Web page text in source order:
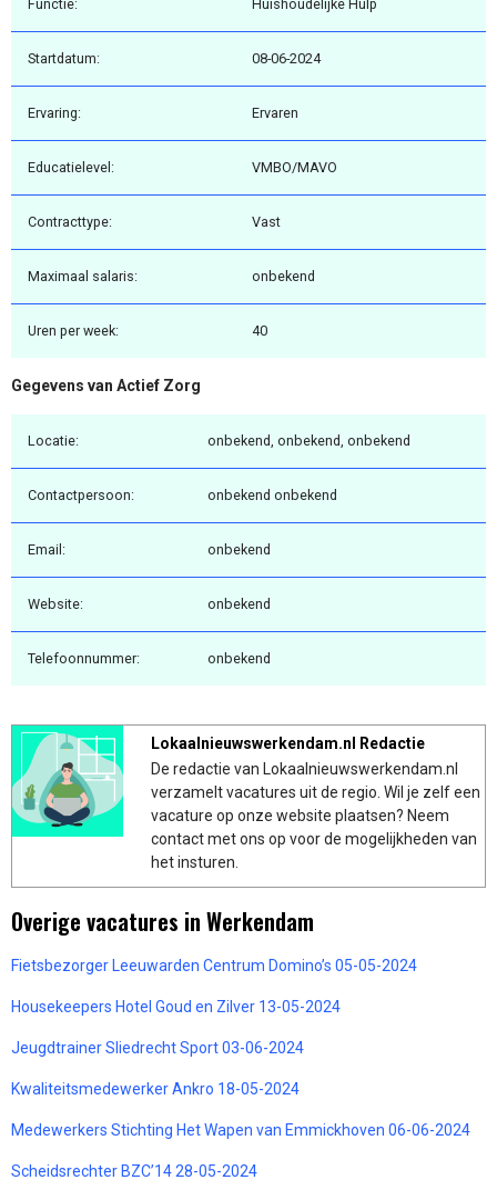
Functie: Huishoudelijke Hulp
Startdatum: 08-06-2024
Ervaring: Ervaren
Educatielevel: VMBO/MAVO
Contracttype: Vast
Maximaal salaris: onbekend
Uren per week: 40
Gegevens van Actief Zorg
Locatie: onbekend, onbekend, onbekend
Contactpersoon: onbekend onbekend
Email: onbekend
Website: onbekend
Telefoonnummer: onbekend
Lokaalnieuwswerkendam.nl Redactie
De redactie van Lokaalnieuwswerkendam.nl
verzamelt vacatures uit de regio. Wil je zelf een
vacature op onze website plaatsen? Neem
contact met ons op voor de mogelijkheden van
het insturen.
Overige vacatures in Werkendam
Fietsbezorger Leeuwarden Centrum Domino’s 05-05-2024
Housekeepers Hotel Goud en Zilver 13-05-2024
Jeugdtrainer Sliedrecht Sport 03-06-2024
Kwaliteitsmedewerker Ankro 18-05-2024
Medewerkers Stichting Het Wapen van Emmickhoven 06-06-2024
Scheidsrechter BZC’14 28-05-2024